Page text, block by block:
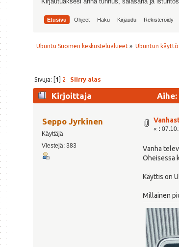
Kirjautuaksesi anna tunnus, salasana ja
Etusivu Ohjeet Haku Kirjaudu Rekisteröidy
Ubuntu Suomen keskustelualueet » Ubuntun käyttö
Sivuja: [1] 2 Siirry alas
Kirjoittaja
Seppo Jyrkinen
Käyttäjä
Viestejä: 383
« :
Vanha
Oheisessa
Käyttis on
Millainen